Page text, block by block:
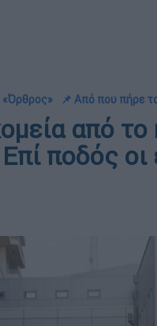
«Όρθρος» 📌 Από που πήρε
από το
ποδός οι